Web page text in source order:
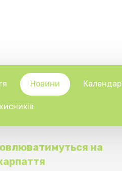
Новини Календар
на